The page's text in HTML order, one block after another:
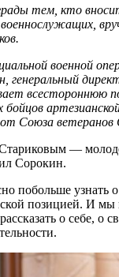
тем, кто
военной
генеральный
всестороннюю
бойцов
Союза
—
Сорокин.
побольше узнать о
позицией. И
о себе, о